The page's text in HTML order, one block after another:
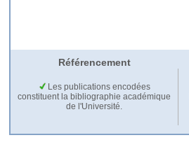
Référencement
Les publications encodées
constituent la bibliographie académique
de l'Université.